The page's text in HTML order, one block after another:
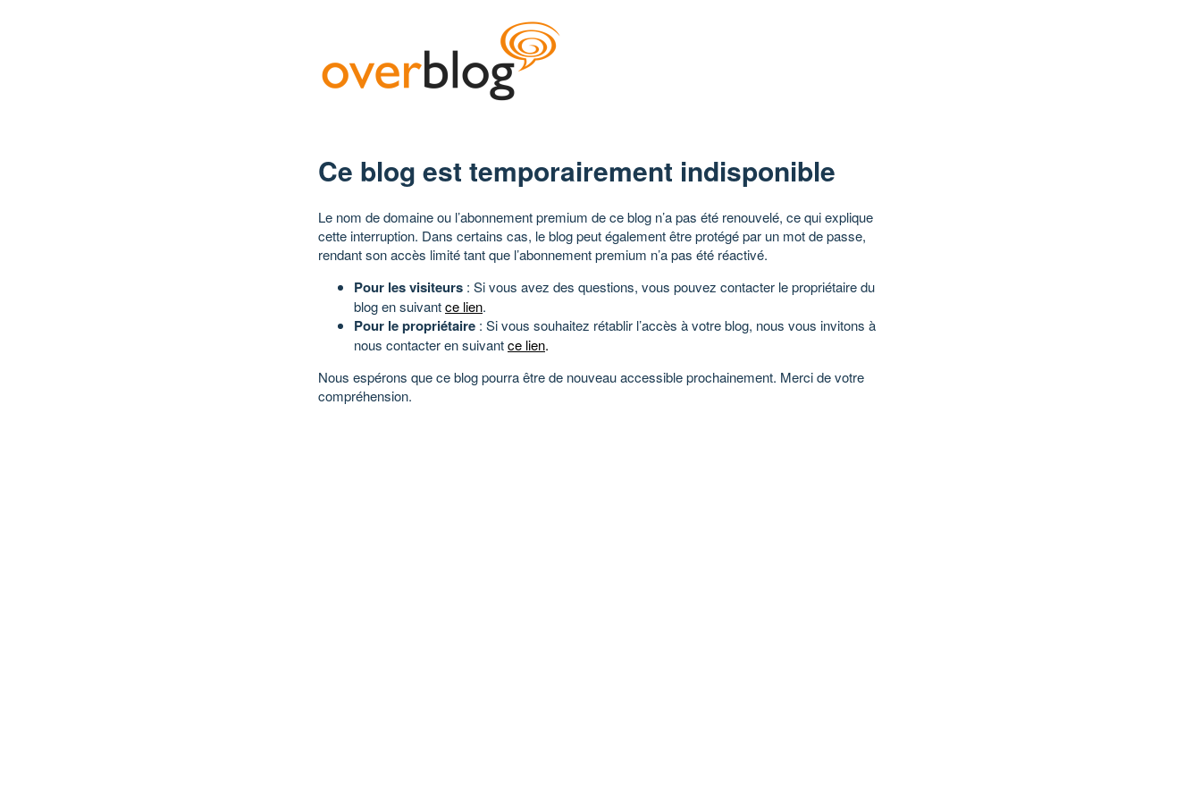
Ce blog est temporairement indisponible
Le nom de domaine ou l’abonnement premium de ce blog n’a pas été renouvelé, ce qui explique
cette interruption. Dans certains cas, le blog peut également être protégé par un mot de passe,
rendant son accès limité tant que l’abonnement premium n’a pas été réactivé.
Pour les visiteurs : Si vous avez des questions, vous pouvez contacter le propriétaire du
blog en suivantce lien.
Pour le propriétaire : Si vous souhaitez rétablir l’accès à votre blog, nous vous invitons à
nous contacter en suivantce lien.
Nous espérons que ce blog pourra être de nouveau accessible prochainement. Merci de votre
compréhension.